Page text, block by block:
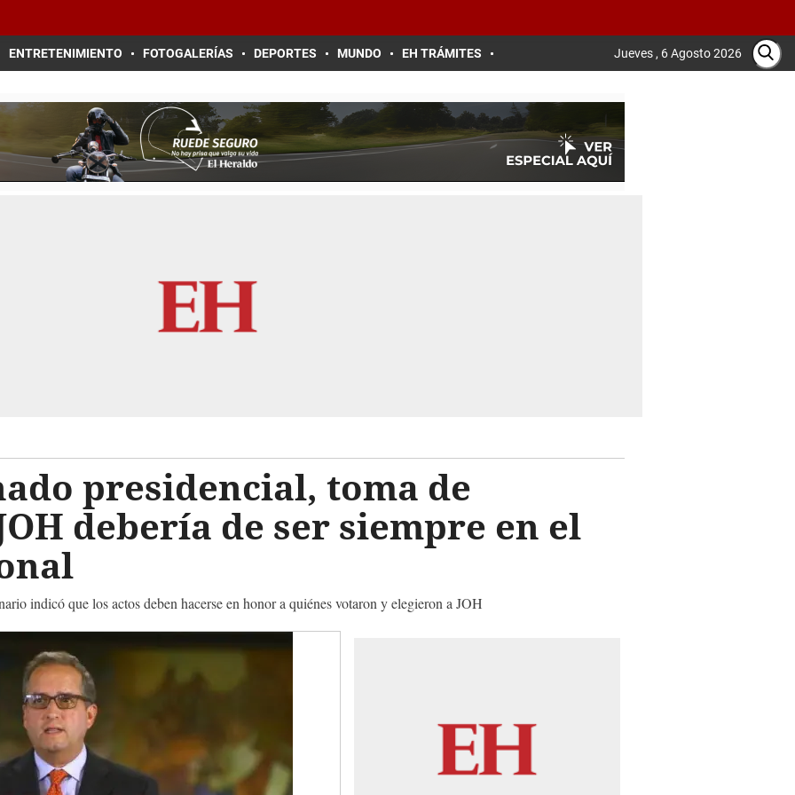
ENTRETENIMIENTO FOTOGALERÍAS DEPORTES MUNDO EH TRÁMITES Jueves , 6 Agosto 2026
presidencial, toma de
debería de ser siempre en el
indicó que los actos deben hacerse en honor a quiénes votaron y elegieron a JOH